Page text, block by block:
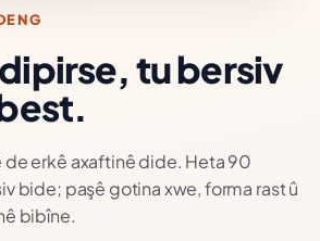
tu bersiv
de erkê axaftinê dide. Heta 90
bide; paşê gotina xwe, forma rast û
bibîne.